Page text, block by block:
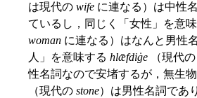
は現代の wife に連なる）は中性
ているし，同じく「女性」を意
woman に連なる）はなんと男性
人」を意味する hlǣfdiġe （現代の
性名詞なので安堵するが，無生
（現代の stone）は男性名詞であ